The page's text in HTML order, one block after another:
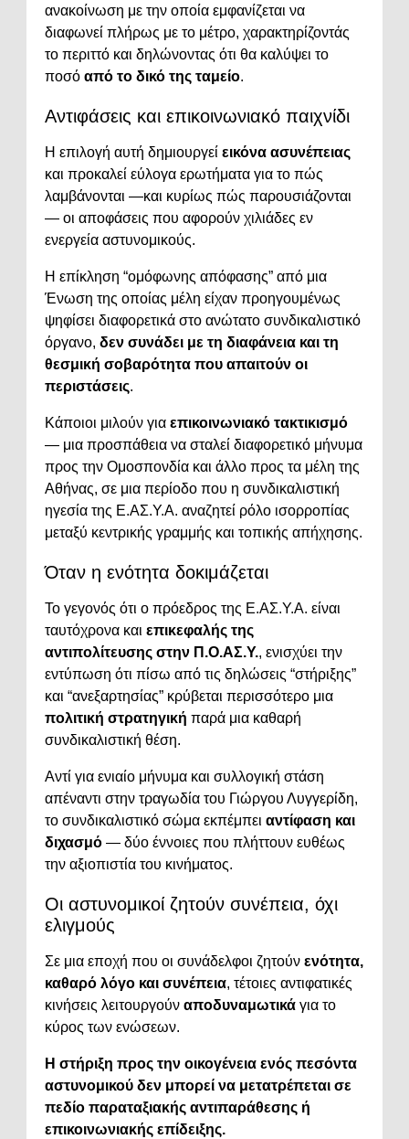
ανακοίνωση με την οποία εμφανίζεται να
διαφωνεί πλήρως με το μέτρο, χαρακτηρίζοντάς
το περιττό και δηλώνοντας ότι θα καλύψει το
ποσό από το δικό της ταμείο.
Αντιφάσεις και επικοινωνιακό παιχνίδι
Η επιλογή αυτή δημιουργεί εικόνα ασυνέπειας
και προκαλεί εύλογα ερωτήματα για το πώς
λαμβάνονται —και κυρίως πώς παρουσιάζονται
— οι αποφάσεις που αφορούν χιλιάδες εν
ενεργεία αστυνομικούς.
Η επίκληση “ομόφωνης απόφασης” από μια
Ένωση της οποίας μέλη είχαν προηγουμένως
ψηφίσει διαφορετικά στο ανώτατο συνδικαλιστικό
όργανο, δεν συνάδει με τη διαφάνεια και τη
θεσμική σοβαρότητα που απαιτούν οι
περιστάσεις.
Κάποιοι μιλούν για επικοινωνιακό τακτικισμό
— μια προσπάθεια να σταλεί διαφορετικό μήνυμα
προς την Ομοσπονδία και άλλο προς τα μέλη της
Αθήνας, σε μια περίοδο που η συνδικαλιστική
ηγεσία της Ε.ΑΣ.Υ.Α. αναζητεί ρόλο ισορροπίας
μεταξύ κεντρικής γραμμής και τοπικής απήχησης.
Όταν η ενότητα δοκιμάζεται
Το γεγονός ότι ο πρόεδρος της Ε.ΑΣ.Υ.Α. είναι
ταυτόχρονα και επικεφαλής της
αντιπολίτευσης στην Π.Ο.ΑΣ.Υ., ενισχύει την
εντύπωση ότι πίσω από τις δηλώσεις “στήριξης”
και “ανεξαρτησίας” κρύβεται περισσότερο μια
πολιτική στρατηγική παρά μια καθαρή
συνδικαλιστική θέση.
Αντί για ενιαίο μήνυμα και συλλογική στάση
απέναντι στην τραγωδία του Γιώργου Λυγγερίδη,
το συνδικαλιστικό σώμα εκπέμπει αντίφαση και
διχασμό — δύο έννοιες που πλήττουν ευθέως
την αξιοπιστία του κινήματος.
Οι αστυνομικοί ζητούν συνέπεια, όχι
ελιγμούς
Σε μια εποχή που οι συνάδελφοι ζητούν ενότητα,
καθαρό λόγο και συνέπεια, τέτοιες αντιφατικές
κινήσεις λειτουργούν αποδυναμωτικά για το
κύρος των ενώσεων.
Η στήριξη προς την οικογένεια ενός πεσόντα
αστυνομικού δεν μπορεί να μετατρέπεται σε
πεδίο παραταξιακής αντιπαράθεσης ή
επικοινωνιακής επίδειξης.